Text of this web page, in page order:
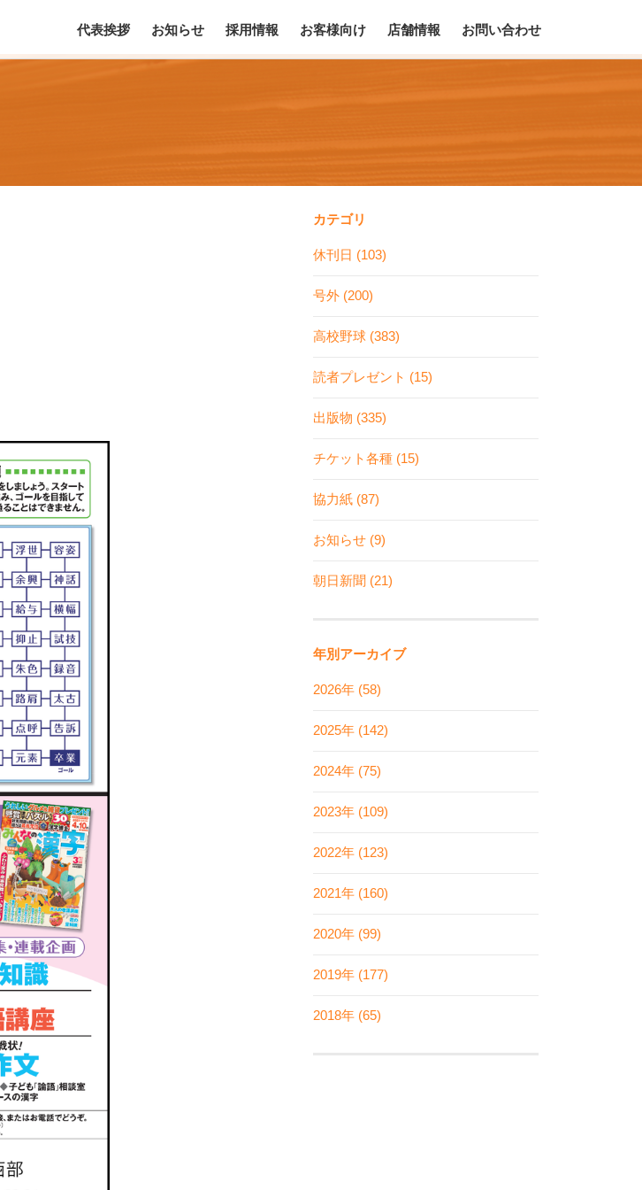
代表挨拶 お知らせ 採用情報 お客様向け 店舗情報 お問い合わせ
カテゴリ
休刊日 (103)
号外 (200)
高校野球 (383)
読者プレゼント (15)
出版物 (335)
チケット各種 (15)
協力紙 (87)
お知らせ (9)
朝日新聞 (21)
年別アーカイブ
2026年 (58)
2025年 (142)
2024年 (75)
2023年 (109)
2022年 (123)
2021年 (160)
2020年 (99)
2019年 (177)
2018年 (65)